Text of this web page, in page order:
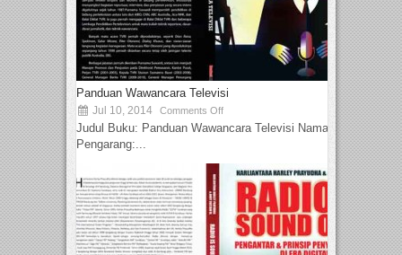
Panduan Wawancara Televisi
Jul 10, 2014 Comments Off
Judul Buku: Panduan Wawancara Televisi Nama
Pengarang:...